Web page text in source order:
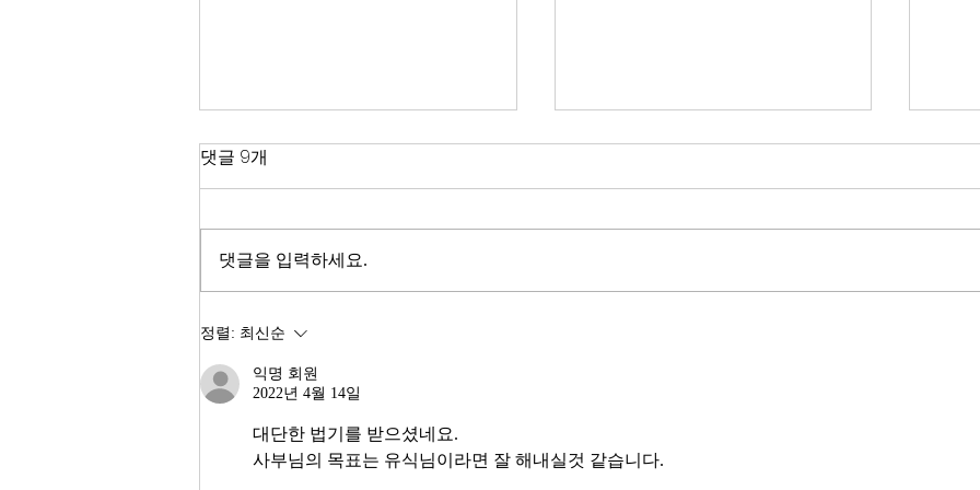
한국 경제
2026년이 밝았다. KOSPI는 4,400
동안 8.71% 올랐다. 1999년 이후
다. 숫자만 보면 대한민국 경제가
그러나 상가 절반이 공실이고, 폐
업 신고가 줄을 잇는다. 자영업자
10명 중 4명 이상이 향후 3년 내
무엇이 AI 강국인가
정부가 AI G3를 외치고 있다. 미
물
중
서론
는
댓글 9개
댓글을 입력하세요.
정렬: 최신순
익명 회원
2022년 4월 14일
대단한 법기를 받으셨네요.
사부님의 목표는 유식님이라면 잘 해내실것 같습니다.